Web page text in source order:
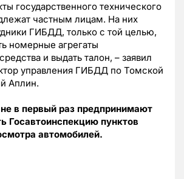
государственного технического
частным лицам. На них
ГИБДД, только с той целью,
номерные агрегаты
и выдать талон, – заявил
управления ГИБДД по Томской
Аплин.
в первый раз предпринимают
Госавтоинспекцию пунктов
автомобилей.